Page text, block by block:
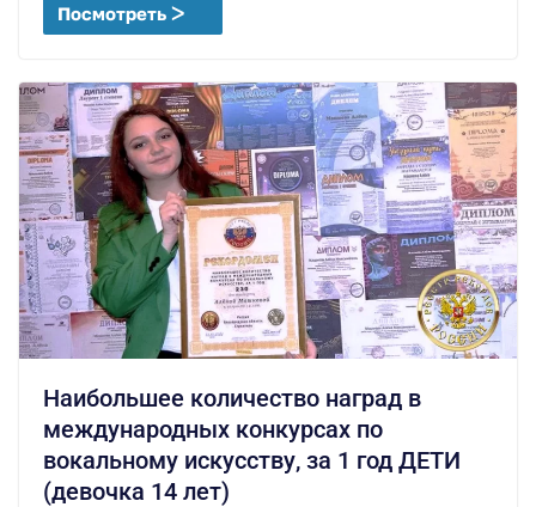
Посмотреть ᐳ
Наибольшее количество наград в
международных конкурсах по
вокальному искусству, за 1 год ДЕТИ
(девочка 14 лет)